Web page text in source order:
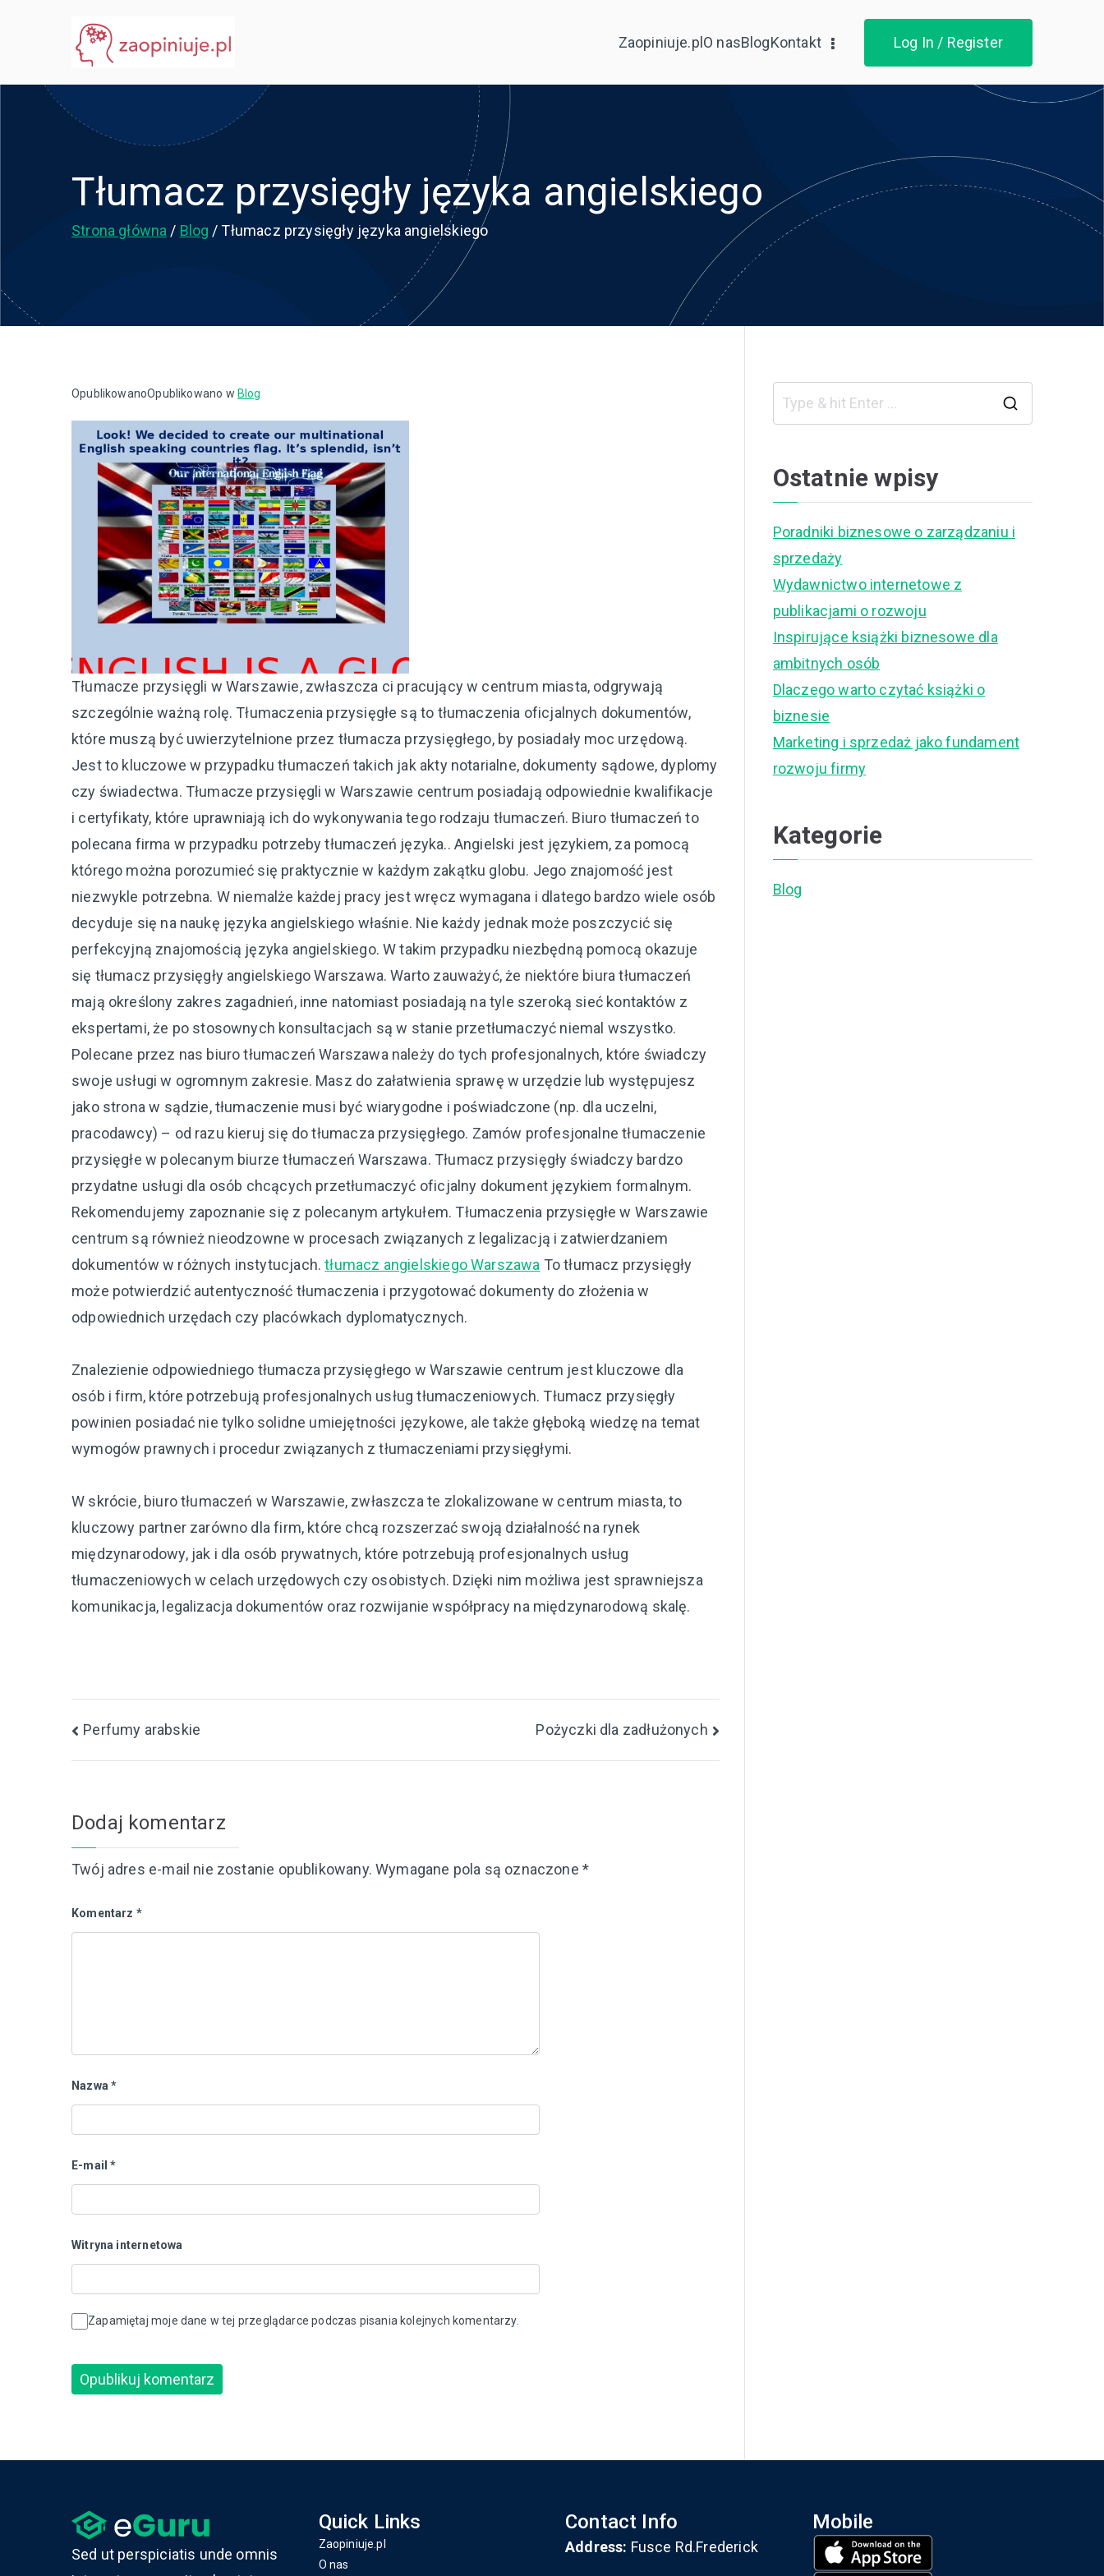
Zaopiniuje.plO nasBlogKontakt Log In / Register
Tłumacz przysięgły języka angielskiego
Strona główna Blog Tłumacz przysięgły języka angielskiego
OpublikowanoOpublikowano w Blog
Tłumacze przysięgli w Warszawie, zwłaszcza ci pracujący w centrum miasta, odgrywają
szczególnie ważną rolę. Tłumaczenia przysięgłe są to tłumaczenia oficjalnych dokumentów,
które muszą być uwierzytelnione przez tłumacza przysięgłego, by posiadały moc urzędową.
Jest to kluczowe w przypadku tłumaczeń takich jak akty notarialne, dokumenty sądowe, dyplomy
czy świadectwa. Tłumacze przysięgli w Warszawie centrum posiadają odpowiednie kwalifikacje
i certyfikaty, które uprawniają ich do wykonywania tego rodzaju tłumaczeń. Biuro tłumaczeń to
polecana firma w przypadku potrzeby tłumaczeń języka.. Angielski jest językiem, za pomocą
którego można porozumieć się praktycznie w każdym zakątku globu. Jego znajomość jest
niezwykle potrzebna. W niemalże każdej pracy jest wręcz wymagana i dlatego bardzo wiele osób
decyduje się na naukę języka angielskiego właśnie. Nie każdy jednak może poszczycić się
perfekcyjną znajomością języka angielskiego. W takim przypadku niezbędną pomocą okazuje
się tłumacz przysięgły angielskiego Warszawa. Warto zauważyć, że niektóre biura tłumaczeń
mają określony zakres zagadnień, inne natomiast posiadają na tyle szeroką sieć kontaktów z
ekspertami, że po stosownych konsultacjach są w stanie przetłumaczyć niemal wszystko.
Polecane przez nas biuro tłumaczeń Warszawa należy do tych profesjonalnych, które świadczy
swoje usługi w ogromnym zakresie. Masz do załatwienia sprawę w urzędzie lub występujesz
jako strona w sądzie, tłumaczenie musi być wiarygodne i poświadczone (np. dla uczelni,
pracodawcy) – od razu kieruj się do tłumacza przysięgłego. Zamów profesjonalne tłumaczenie
przysięgłe w polecanym biurze tłumaczeń Warszawa. Tłumacz przysięgły świadczy bardzo
przydatne usługi dla osób chcących przetłumaczyć oficjalny dokument językiem formalnym.
Rekomendujemy zapoznanie się z polecanym artykułem. Tłumaczenia przysięgłe w Warszawie
centrum są również nieodzowne w procesach związanych z legalizacją i zatwierdzaniem
dokumentów w różnych instytucjach.tłumacz angielskiego Warszawa To tłumacz przysięgły
może potwierdzić autentyczność tłumaczenia i przygotować dokumenty do złożenia w
odpowiednich urzędach czy placówkach dyplomatycznych.
Znalezienie odpowiedniego tłumacza przysięgłego w Warszawie centrum jest kluczowe dla
osób i firm, które potrzebują profesjonalnych usług tłumaczeniowych. Tłumacz przysięgły
powinien posiadać nie tylko solidne umiejętności językowe, ale także głęboką wiedzę na temat
wymogów prawnych i procedur związanych z tłumaczeniami przysięgłymi.
W skrócie, biuro tłumaczeń w Warszawie, zwłaszcza te zlokalizowane w centrum miasta, to
kluczowy partner zarówno dla firm, które chcą rozszerzać swoją działalność na rynek
międzynarodowy, jak i dla osób prywatnych, które potrzebują profesjonalnych usług
tłumaczeniowych w celach urzędowych czy osobistych. Dzięki nim możliwa jest sprawniejsza
komunikacja, legalizacja dokumentów oraz rozwijanie współpracy na międzynarodową skalę.
Nawigacja
wpisu
Perfumy arabskie Pożyczki dla zadłużonych
Dodaj komentarz
Twój adres e-mail nie zostanie opublikowany. Wymagane pola są oznaczone *
Komentarz *
Nazwa*
E-mail*
Witryna internetowa
Zapamiętaj moje dane w tej przeglądarce podczas pisania kolejnych komentarzy.
Ostatnie wpisy
Poradniki biznesowe o zarządzaniu i
sprzedaży
Wydawnictwo internetowe z
publikacjami o rozwoju
Inspirujące książki biznesowe dla
ambitnych osób
Dlaczego warto czytać książki o
biznesie
Marketing i sprzedaż jako fundament
rozwoju firmy
Kategorie
Blog
Sed ut perspiciatis unde omnis
Quick Links
Zaopiniuje.pl
O nas
Contact Info
Address: Fusce Rd.Frederick
Mobile